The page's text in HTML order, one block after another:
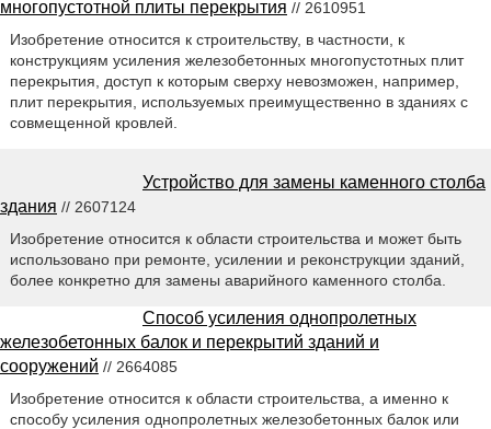
многопустотной плиты перекрытия // 2610951
Изобретение относится к строительству, в частности, к
конструкциям усиления железобетонных многопустотных плит
перекрытия, доступ к которым сверху невозможен, например,
плит перекрытия, используемых преимущественно в зданиях с
совмещенной кровлей.
Устройство для замены каменного столба
здания // 2607124
Изобретение относится к области строительства и может быть
использовано при ремонте, усилении и реконструкции зданий,
более конкретно для замены аварийного каменного столба.
Способ усиления однопролетных
железобетонных балок и перекрытий зданий и
сооружений // 2664085
Изобретение относится к области строительства, а именно к
способу усиления однопролетных железобетонных балок или